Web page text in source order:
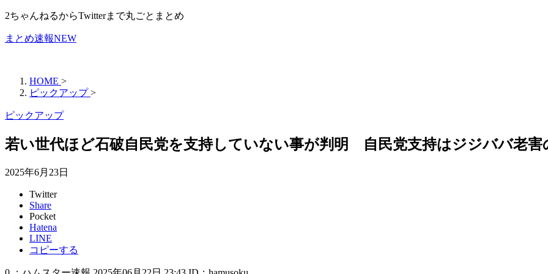
2ちゃんねるからTwitterまで丸ごとまとめ
まとめ速報NEW
HOME >
ピックアップ >
ピックアップ
若い世代ほど石破自民党を支持していない事が判明 自民党支持はジジババ老害
2025年6月23日
Twitter
Share
Pocket
Hatena
LINE
コピーする